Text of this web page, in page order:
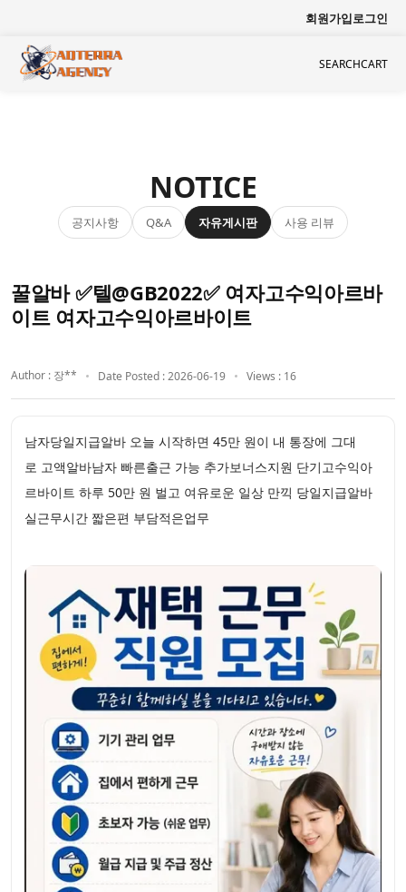
회원가입로그인
SEARCHCART
NOTICE
공지사항 Q&A 자유게시판 사용 리뷰
꿀알바 ✅텔@GB2022✅ 여자고수익아르바
이트 여자고수익아르바이트
Author : 장** Date Posted : 2026-06-19 Views : 16
남자당일지급알바 오늘 시작하면 45만 원이 내 통장에 그대
로 고액알바남자 빠른출근 가능 추가보너스지원 단기고수익아
르바이트 하루 50만 원 벌고 여유로운 일상 만끽 당일지급알바
실근무시간 짧은편 부담적은업무